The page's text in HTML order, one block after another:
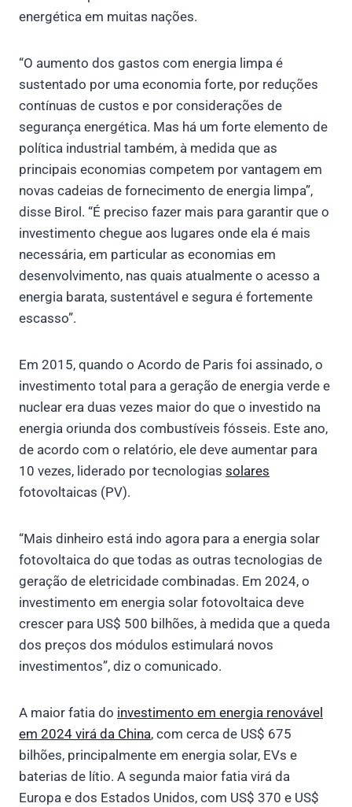
energética em muitas nações.
“O aumento dos gastos com energia limpa é
sustentado por uma economia forte, por reduções
contínuas de custos e por considerações de
segurança energética. Mas há um forte elemento de
política industrial também, à medida que as
principais economias competem por vantagem em
novas cadeias de fornecimento de energia limpa”,
disse Birol. “É preciso fazer mais para garantir que o
investimento chegue aos lugares onde ela é mais
necessária, em particular as economias em
desenvolvimento, nas quais atualmente o acesso a
energia barata, sustentável e segura é fortemente
escasso”.
Em 2015, quando o Acordo de Paris foi assinado, o
investimento total para a geração de energia verde e
nuclear era duas vezes maior do que o investido na
energia oriunda dos combustíveis fósseis. Este ano,
de acordo com o relatório, ele deve aumentar para
10 vezes, liderado por tecnologias solares
fotovoltaicas (PV).
“Mais dinheiro está indo agora para a energia solar
fotovoltaica do que todas as outras tecnologias de
geração de eletricidade combinadas. Em 2024, o
investimento em energia solar fotovoltaica deve
crescer para US$ 500 bilhões, à medida que a queda
dos preços dos módulos estimulará novos
investimentos”, diz o comunicado.
A maior fatia do investimento em energia renovável
em 2024 virá da China, com cerca de US$ 675
bilhões, principalmente em energia solar, EVs e
baterias de lítio. A segunda maior fatia virá da
Europa e dos Estados Unidos, com US$ 370 e US$